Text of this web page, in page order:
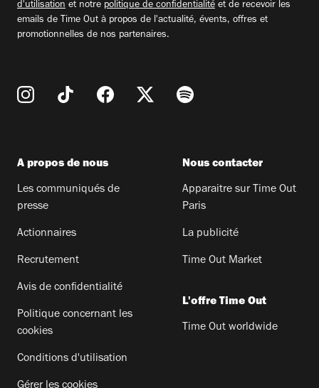
d'utilisation et notre politique de confidentialité et de recevoir les
emails de Time Out à propos de l'actualité, évents, offres et
promotionnelles de nos partenaires.
A propos de nous
Les communiqués de
presse
Actionnaires
Recrutement
Avis de confidentialité
Politique concernant les
cookies
Conditions d'utilisation
Nous contacter
Apparaitre sur Time Out
Paris
La publicité
Time Out Market
L'offre Time Out
Time Out worldwide